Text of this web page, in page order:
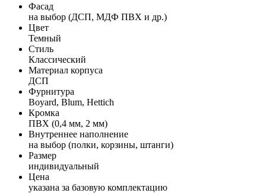
Фасад
на выбор (ДСП, МДФ ПВХ и др.)
Цвет
Темный
Стиль
Классический
Материал корпуса
ДСП
Фурнитура
Boyard, Blum, Hettich
Кромка
ПВХ (0,4 мм, 2 мм)
Внутреннее наполнение
на выбор (полки, корзины, штанги)
Размер
индивидуальный
Цена
указана за базовую комплектацию